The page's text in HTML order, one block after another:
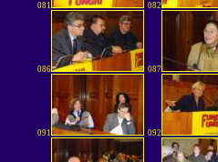
081 082
086 087
091 092